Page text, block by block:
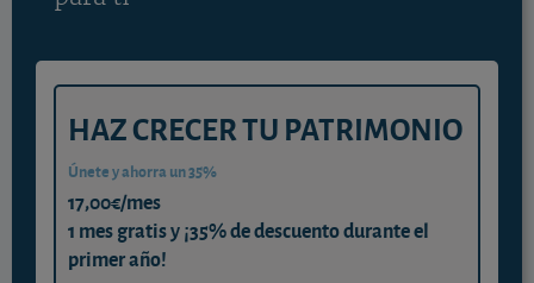
HAZ CRECER TU PATRIMONIO
Únete y ahorra un 35%
17,00€/mes
1 mes gratis y ¡35% de descuento durante el
primer año!